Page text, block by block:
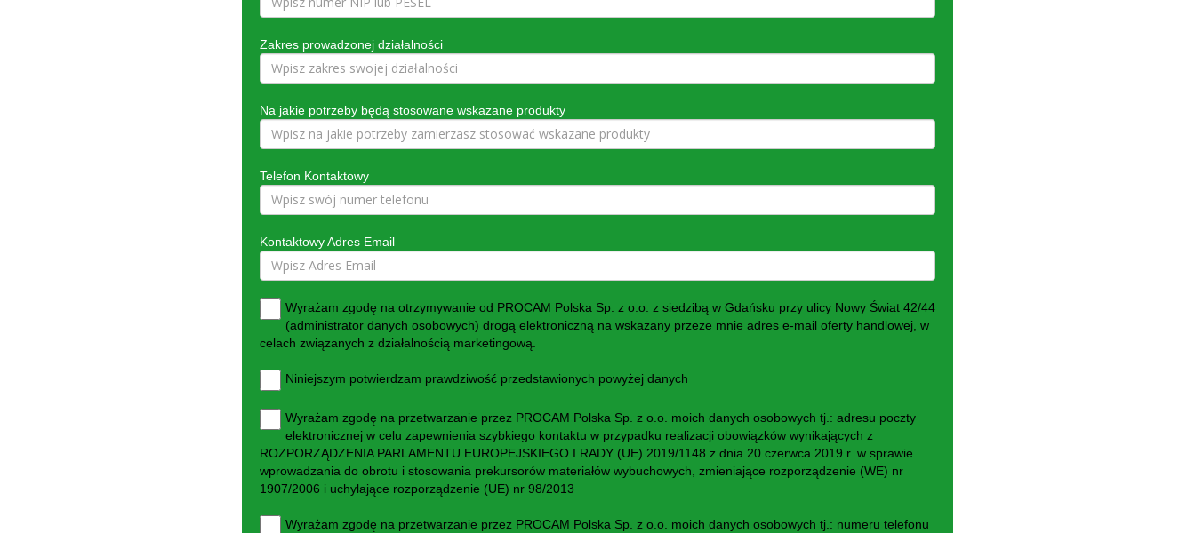
Zakres prowadzonej działalności
Na jakie potrzeby będą stosowane wskazane produkty
Telefon Kontaktowy
Kontaktowy Adres Email
Wyrażam zgodę na otrzymywanie od PROCAM Polska Sp. z o.o. z siedzibą w Gdańsku przy ulicy Nowy Świat 42/44
(administrator danych osobowych) drogą elektroniczną na wskazany przeze mnie adres e-mail oferty handlowej, w
celach związanych z działalnością marketingową.
Niniejszym potwierdzam prawdziwość przedstawionych powyżej danych
Wyrażam zgodę na przetwarzanie przez PROCAM Polska Sp. z o.o. moich danych osobowych tj.: adresu poczty
elektronicznej w celu zapewnienia szybkiego kontaktu w przypadku realizacji obowiązków wynikających z
ROZPORZĄDZENIA PARLAMENTU EUROPEJSKIEGO I RADY (UE) 2019/1148 z dnia 20 czerwca 2019 r. w sprawie
wprowadzania do obrotu i stosowania prekursorów materiałów wybuchowych, zmieniające rozporządzenie (WE) nr
1907/2006 i uchylające rozporządzenie (UE) nr 98/2013
Wyrażam zgodę na przetwarzanie przez PROCAM Polska Sp. z o.o. moich danych osobowych tj.: numeru telefonu